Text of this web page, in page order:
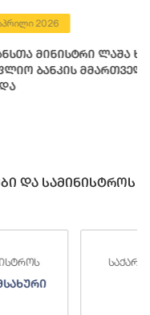
შავი
და სამინისტროს